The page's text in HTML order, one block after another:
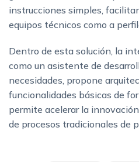
instrucciones simples,
equipos técnicos como a
Dentro de esta solución, la
como un asistente de
necesidades, propone
funcionalidades básicas de
permite acelerar la
de procesos tradicionales de